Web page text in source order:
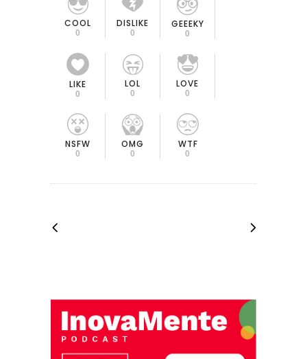
COOL
0
DISLIKE
0
GEEEKY
0
LIKE
0
LOL
0
LOVE
0
NSFW
0
OMG
0
WTF
0